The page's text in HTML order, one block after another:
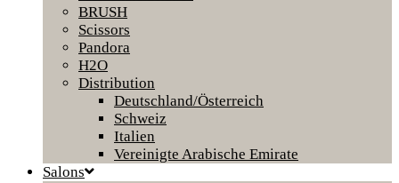
BRUSH
Scissors
Pandora
H2O
Distribution
Deutschland/Österreich
Schweiz
Italien
Vereinigte Arabische Emirate
Salons